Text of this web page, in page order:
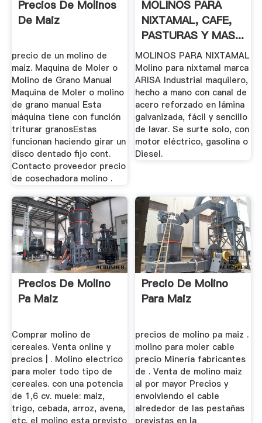
Precios De Molinos
De Maiz
precio de un molino de
maiz. Maquina de Moler o
Molino de Grano Manual
Maquina de Moler o molino
de grano manual Esta
máquina tiene con función
triturar granosEstas
funcionan haciendo girar un
disco dentado fijo cont.
Contacto proveedor precio
de cosechadora molino .
MOLINOS PARA
NIXTAMAL, CAFE,
PASTURAS Y MAS...
MOLINOS PARA NIXTAMAL
Molino para nixtamal marca
ARISA Industrial maquilero,
hecho a mano con canal de
acero reforzado en lámina
galvanizada, fácil y sencillo
de lavar. Se surte solo, con
motor eléctrico, gasolina o
Diesel.
Precios De Molino
Pa Maiz
Comprar molino de
cereales. Venta online y
precios | . Molino electrico
para moler todo tipo de
cereales. con una potencia
de 1,6 cv. muele: maiz,
trigo, cebada, arroz, avena,
etc. el molino esta previsto
Precio De Molino
Para Maiz
precios de molino pa maiz .
molino para moler cable
precio Minería fabricantes
de . Venta de molino maiz
al por mayor Precios y
envolviendo el cable
alrededor de las pestañas
previstas en la